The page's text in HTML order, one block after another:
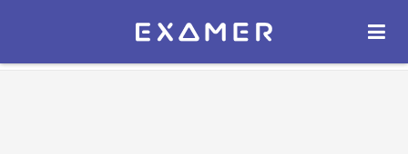
Экзамер — ЕГЭ 2027
ОТКРЫТЬ